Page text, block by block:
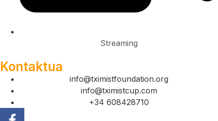
Streaming
Kontaktua
info@tximistfoundation.org
info@tximistcup.com
+34 608428710